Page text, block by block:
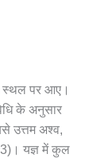
स्थल पर आए।
के अनुसार
उत्तम अश्व,
यज्ञ में कुल